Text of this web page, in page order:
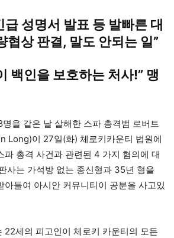
성명서 발표 등 발빠른 대
협상 판결, 말도 안되는 일”
백인을 보호하는 처사!” 맹
을 같은 날 살해한 스파 총격범 로버트
Long)이 27일(화) 체로키카운티 법원에
파 총격 사건과 관련된 4 가지 혐의에 대
사는 가석방 없는 종신형과 35년 형을
아들여 아시안 커뮤니티이 공분을 사고있
22세의 피고인이 체로키 카운티의 모든